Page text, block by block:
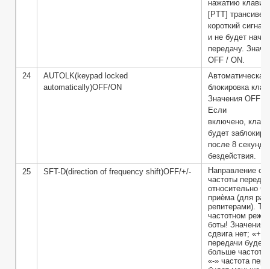
нажатию
[PTT]
короткий сигнал
и не будет
передачу.
OFF / ON.
24
AUTOLK(keypad locked
automatically)OFF/ON
Автоматическая
блокировка
Значения OFF /
Если
включено,
будет
после 8 секунд
бездействия.
25
SFT-D(direction of frequency shift)OFF/+/-
Направление
частоты
относительно
приѐма (для
репитерами).
частотном
боты! Значения:
сдвига нет; «+»
передачи будет
больше частоты
«-» частота